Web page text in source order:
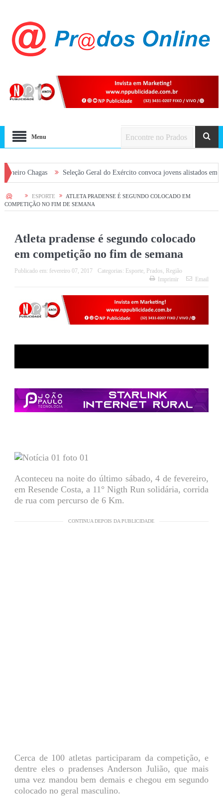
Menu
Seleção Geral do Exército convoca jovens alistados em 2026 em
HOME ESPORTE
ATLETA PRADENSE É SEGUNDO COLOCADO EM
COMPETIÇÃO NO FIM DE SEMANA
Atleta pradense é segundo colocado
em competição no fim de semana
Publicado em: fevereiro 07, 2017 Categorias: Esporte, Prados, Região
Imprimir
Email
Aconteceu na noite do último sábado, 4 de fevereiro,
em Resende Costa, a 11° Nigth Run solidária, corrida
de rua com percurso de 6 Km.
CONTINUA DEPOIS DA PUBLICIDADE
Cerca de 100 atletas participaram da competição, e
dentre eles o pradenses Anderson Julião, que mais
uma vez mandou bem demais e chegou em segundo
colocado no geral masculino.